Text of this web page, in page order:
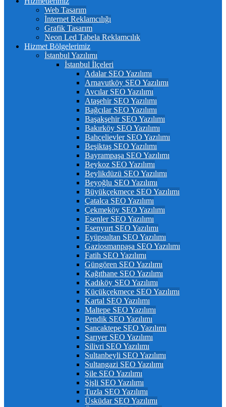
Web Tasarım
İnternet Reklamcılığı
Grafik Tasarım
Neon Led Tabela Reklamcılık
Hizmet Bölgelerimiz
İstanbul Yazılımı
İstanbul İlçeleri
Adalar SEO Yazılımı
Arnavutköy SEO Yazılımı
Avcılar SEO Yazılımı
Ataşehir SEO Yazılımı
Bağcılar SEO Yazılımı
Başakşehir SEO Yazılımı
Bakırköy SEO Yazılımı
Bahçelievler SEO Yazılımı
Beşiktaş SEO Yazılımı
Bayrampaşa SEO Yazılımı
Beykoz SEO Yazılımı
Beylikdüzü SEO Yazılımı
Beyoğlu SEO Yazılımı
Büyükçekmece SEO Yazılımı
Çatalca SEO Yazılımı
Çekmeköy SEO Yazılımı
Esenler SEO Yazılımı
Esenyurt SEO Yazılımı
Eyüpsultan SEO Yazılımı
Gaziosmanpaşa SEO Yazılımı
Fatih SEO Yazılımı
Güngören SEO Yazılımı
Kağıthane SEO Yazılımı
Kadıköy SEO Yazılımı
Küçükçekmece SEO Yazılımı
Kartal SEO Yazılımı
Maltepe SEO Yazılımı
Pendik SEO Yazılımı
Sancaktepe SEO Yazılımı
Sarıyer SEO Yazılımı
Silivri SEO Yazılımı
Sultanbeyli SEO Yazılımı
Sultangazi SEO Yazılımı
Şile SEO Yazılımı
Şişli SEO Yazılımı
Tuzla SEO Yazılımı
Üsküdar SEO Yazılımı